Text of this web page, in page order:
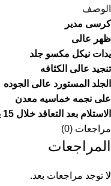
الوصف
كرسى مدير
ظهر عالى
يدات نيكل مكسو جلد
تنجيد عالى الكثافه
الجلد المستورد عالى الجوده
على نجمه خماسيه معدن
الاستلام بعد التعاقد خلال 15 يوم عمل
مراجعات (0)
المراجعات
لا توجد مراجعات بعد.